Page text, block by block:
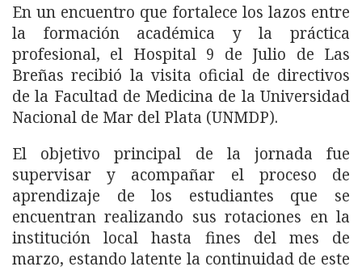
En un encuentro que fortalece los lazos entre
la formación académica y la práctica
profesional, el Hospital 9 de Julio de Las
Breñas recibió la visita oficial de directivos
de la Facultad de Medicina de la Universidad
Nacional de Mar del Plata (UNMDP).
El objetivo principal de la jornada fue
supervisar y acompañar el proceso de
aprendizaje de los estudiantes que se
encuentran realizando sus rotaciones en la
institución local hasta fines del mes de
marzo, estando latente la continuidad de este